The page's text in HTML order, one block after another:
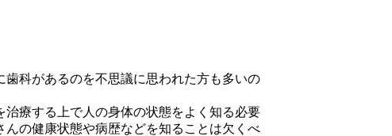
科があるのを不思議に思われた方も多いの
療する上で人の身体の状態をよく知る必要
の健康状態や病歴などを知ることは欠くべ